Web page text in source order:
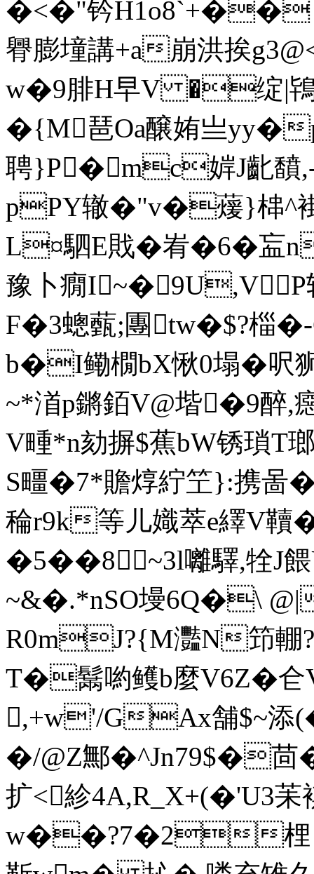
�<�"钤H1o8`+��
臖膨墥講+a崩洪挨
w�9腓Н早V �绽|鴇
�{M琶Oa醸姷亗yy�
聘}P�mc婩J齔馩
pPY辙�"v�蕿}梙^褂
L¤駟 E戝 �峟�6�衁
豫卜癇I~�9U,VP
F�3蟌薽;團tw�$?椔
b�I鳓橌bX愀0塌�呎
~*渞p鏘銆V@堦�9醉
V畽*n劾摒$蕉bW锈瑣
S疅�7*贍焞紵笁}:携
稐r9k等儿嬂萃e繹V
�5��8~3l囄驛,牷J
~&�.*nSO墁6Q�\
R0mJ?{M灩N笻
T�鬗喲鳠b麼V6Z�仺
,+w'/GAx舗$~添
�/@Z鄦�^Jn79$�茴
扩<紾4A,R_X+(�'U3
w��?7�2梩Ｑ�